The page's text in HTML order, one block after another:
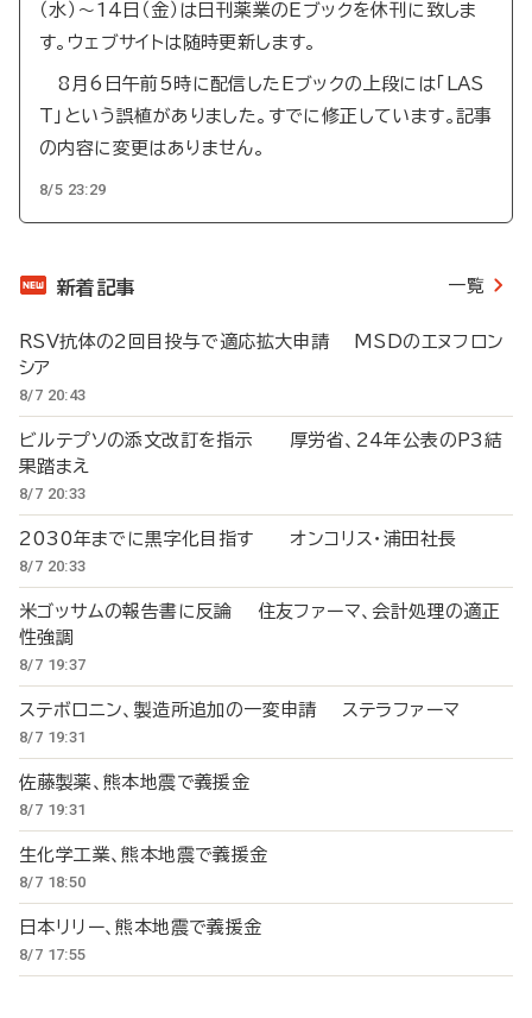
（水）～14日（金）は日刊薬業のEブックを休刊に致しま
す。ウェブサイトは随時更新します。
8月6日午前5時に配信したEブックの上段には「LAS
T」という誤植がありました。すでに修正しています。記事
の内容に変更はありません。
8/5 23:29
新着記事 一覧
RSV抗体の2回目投与で適応拡大申請 MSDのエヌフロン
シア
8/7 20:43
ビルテプソの添文改訂を指示 厚労省、24年公表のP3結
果踏まえ
8/7 20:33
2030年までに黒字化目指す オンコリス・浦田社長
8/7 20:33
米ゴッサムの報告書に反論 住友ファーマ、会計処理の適正
性強調
8/7 19:37
ステボロニン、製造所追加の一変申請 ステラファーマ
8/7 19:31
佐藤製薬、熊本地震で義援金
8/7 19:31
生化学工業、熊本地震で義援金
8/7 18:50
日本リリー、熊本地震で義援金
8/7 17:55